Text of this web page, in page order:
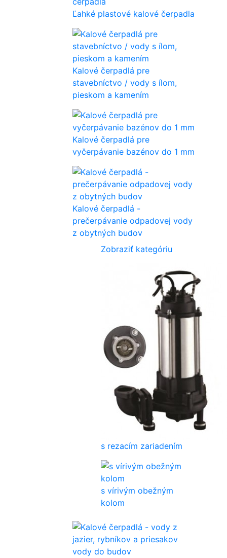
Ľahké plastové kalové čerpadla
Kalové čerpadlá pre
stavebníctvo / vody s ílom,
pieskom a kamením
Kalové čerpadlá pre
vyčerpávanie bazénov do 1 mm
Kalové čerpadlá -
prečerpávanie odpadovej vody
z obytných budov
Zobraziť kategóriu
s rezacím zariadením
s vírivým obežným
kolom